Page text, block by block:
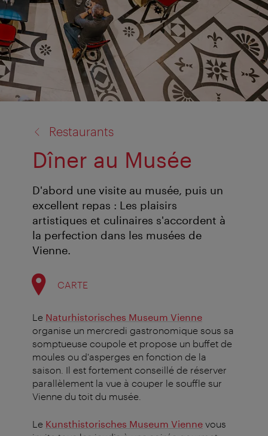
Restaurants
Dîner au Musée
D'abord une visite au musée, puis un
excellent repas : Les plaisirs
artistiques et culinaires s'accordent à
la perfection dans les musées de
Vienne.
CARTE
Le Naturhistorisches Museum Vienne
organise un mercredi gastronomique sous sa
somptueuse coupole et propose un buffet de
moules ou d'asperges en fonction de la
saison. Il est fortement conseillé de réserver
parallèlement la vue à couper le souffle sur
Vienne du toit du musée.
Le Kunsthistorisches Museum Vienne vous